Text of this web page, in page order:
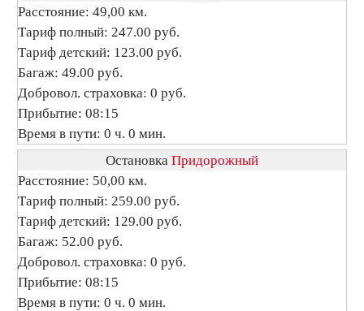
Расстояние: 49,00 км.
Тариф полный: 247.00 руб.
Тариф детский: 123.00 руб.
Багаж: 49.00 руб.
Добровол. страховка: 0 руб.
Прибытие: 08:15
Время в пути: 0 ч. 0 мин.
Остановка Придорожный
Расстояние: 50,00 км.
Тариф полный: 259.00 руб.
Тариф детский: 129.00 руб.
Багаж: 52.00 руб.
Добровол. страховка: 0 руб.
Прибытие: 08:15
Время в пути: 0 ч. 0 мин.